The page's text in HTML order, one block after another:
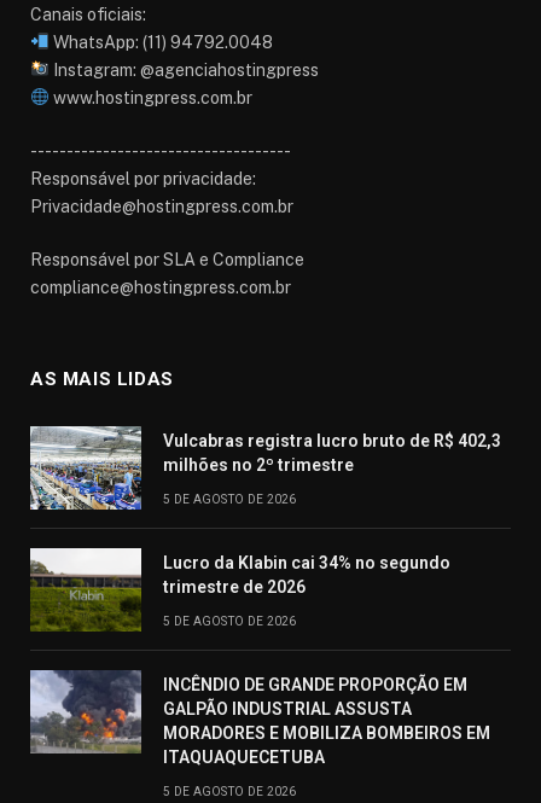
Canais oficiais:
WhatsApp: (11) 94792.0048
Instagram: @agenciahostingpress
www.hostingpress.com.br⁠
------------------------------------
Responsável por privacidade:
Privacidade@hostingpress.com.br
Responsável por SLA e Compliance
compliance@hostingpress.com.br
AS MAIS LIDAS
Vulcabras registra lucro bruto de R$ 402,3
milhões no 2º trimestre
5 DE AGOSTO DE 2026
Lucro da Klabin cai 34% no segundo
trimestre de 2026
5 DE AGOSTO DE 2026
INCÊNDIO DE GRANDE PROPORÇÃO EM
GALPÃO INDUSTRIAL ASSUSTA
MORADORES E MOBILIZA BOMBEIROS EM
ITAQUAQUECETUBA
5 DE AGOSTO DE 2026